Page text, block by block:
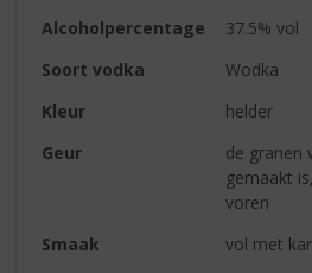
Alcoholpercentage
37.5% vol
Soort vodka
Wodka
Kleur
helder
Geur
de granen
gemaakt
voren
Smaak
vol met